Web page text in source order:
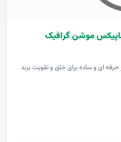
حرفه ای و ساده برای خلق و تقویت برند